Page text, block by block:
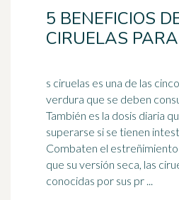
5 BENEFICIOS
CIRUELAS
s ciruelas es una de las
verdura que se deben
También es la dosis diaria
superarse si se tienen
Combaten el estreñimiento
que su versión seca, las
conocidas por sus pr ...